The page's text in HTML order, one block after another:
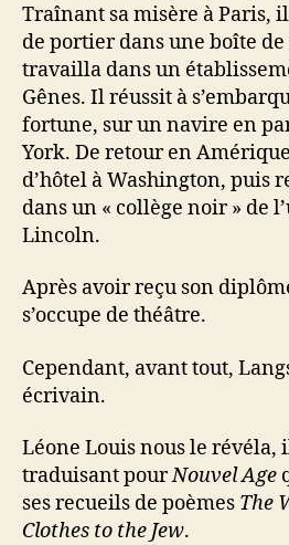
Traînant sa misère à Paris,
de portier dans une boîte
travailla dans un
Gênes. Il réussit à
fortune, sur un navire en
York. De retour en
d’hôtel à Washington, puis
dans un « collège noir » de
Lincoln.
Après avoir reçu son
s’occupe de théâtre.
Cependant, avant tout,
écrivain.
Léone Louis nous le révéla,
traduisant pourNouvel Age
ses recueils de poèmes The
Clothes to the Jew.